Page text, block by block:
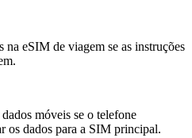
eSIM de viagem se as instruções
móveis se o telefone
os dados para a SIM principal.